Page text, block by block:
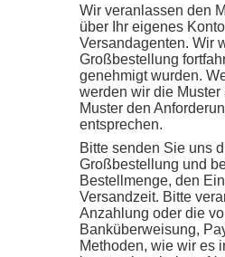
Wir veranlassen den
über Ihr eigenes
Versandagenten. Wir
Großbestellung
genehmigt wurden.
werden wir die
Muster den
entsprechen.
Bitte senden Sie uns
Großbestellung und
Bestellmenge, den
Versandzeit. Bitte
Anzahlung oder die
Banküberweisung,
Methoden, wie wir es